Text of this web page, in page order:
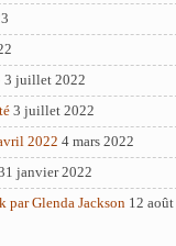
3 juillet 2022
3 juillet 2022
2022 4 mars 2022
janvier 2022
par Glenda Jackson 12 août